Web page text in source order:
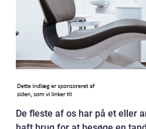
De fleste af os har på et eller